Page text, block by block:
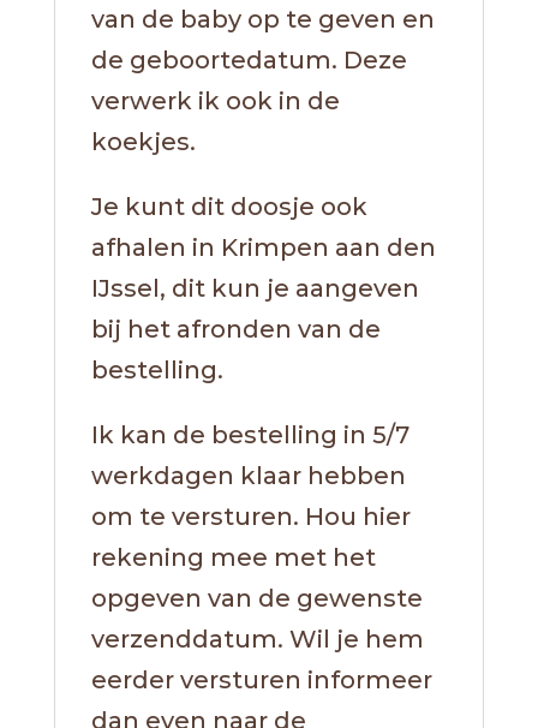
van de baby op te geven en
de geboortedatum. Deze
verwerk ik ook in de
koekjes.
Je kunt dit doosje ook
afhalen in Krimpen aan den
IJssel, dit kun je aangeven
bij het afronden van de
bestelling.
Ik kan de bestelling in 5/7
werkdagen klaar hebben
om te versturen. Hou hier
rekening mee met het
opgeven van de gewenste
verzenddatum. Wil je hem
eerder versturen informeer
dan even naar de